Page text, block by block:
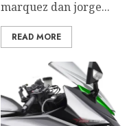
marquez dan jorge...
READ MORE